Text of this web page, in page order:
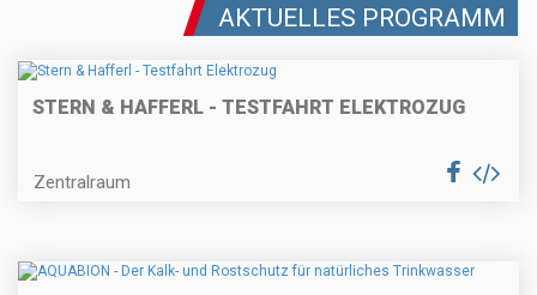
AKTUELLES PROGRAMM
STERN & HAFFERL - TESTFAHRT ELEKTROZUG
Zentralraum